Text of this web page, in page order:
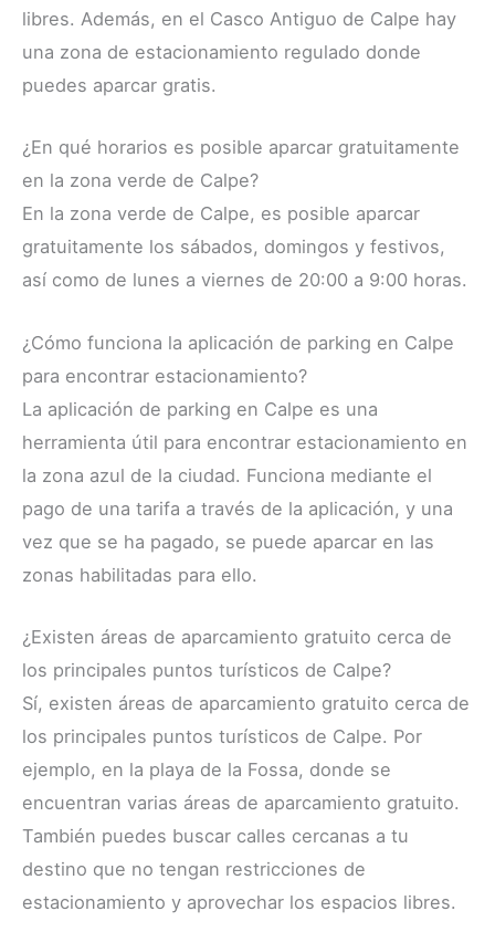
libres. Además, en el Casco Antiguo de Calpe hay
una zona de estacionamiento regulado donde
puedes aparcar gratis.
¿En qué horarios es posible aparcar gratuitamente
en la zona verde de Calpe?
En la zona verde de Calpe, es posible aparcar
gratuitamente los sábados, domingos y festivos,
así como de lunes a viernes de 20:00 a 9:00 horas.
¿Cómo funciona la aplicación de parking en Calpe
para encontrar estacionamiento?
La aplicación de parking en Calpe es una
herramienta útil para encontrar estacionamiento en
la zona azul de la ciudad. Funciona mediante el
pago de una tarifa a través de la aplicación, y una
vez que se ha pagado, se puede aparcar en las
zonas habilitadas para ello.
¿Existen áreas de aparcamiento gratuito cerca de
los principales puntos turísticos de Calpe?
Sí, existen áreas de aparcamiento gratuito cerca de
los principales puntos turísticos de Calpe. Por
ejemplo, en la playa de la Fossa, donde se
encuentran varias áreas de aparcamiento gratuito.
También puedes buscar calles cercanas a tu
destino que no tengan restricciones de
estacionamiento y aprovechar los espacios libres.